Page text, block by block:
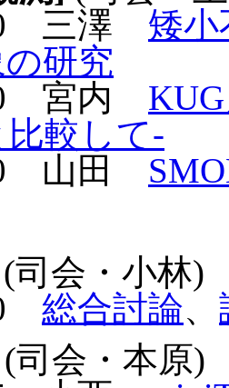
三澤 矮小
研究
宮内
較して-
山田
(司会・小林)
総合討論、
(司会・本原)